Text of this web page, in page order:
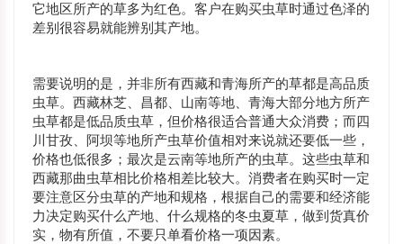
它地区所产的草多为红色。客户在购买虫草时通过色泽的
差别很容易就能辨别其产地。
需要说明的是，并非所有西藏和青海所产的草都是高品质
虫草。西藏林芝、昌都、山南等地、青海大部分地方所产
虫草都是低品质虫草，但价格很适合普通大众消费；而四
川甘孜、阿坝等地所产虫草价值相对来说就还要低一些，
价格也低很多；最次是云南等地所产的虫草。这些虫草和
西藏那曲虫草相比价格相差比较大。消费者在购买时一定
要注意区分虫草的产地和规格，根据自己的需要和经济能
力决定购买什么产地、什么规格的冬虫夏草，做到货真价
实，物有所值，不要只单看价格一项因素。